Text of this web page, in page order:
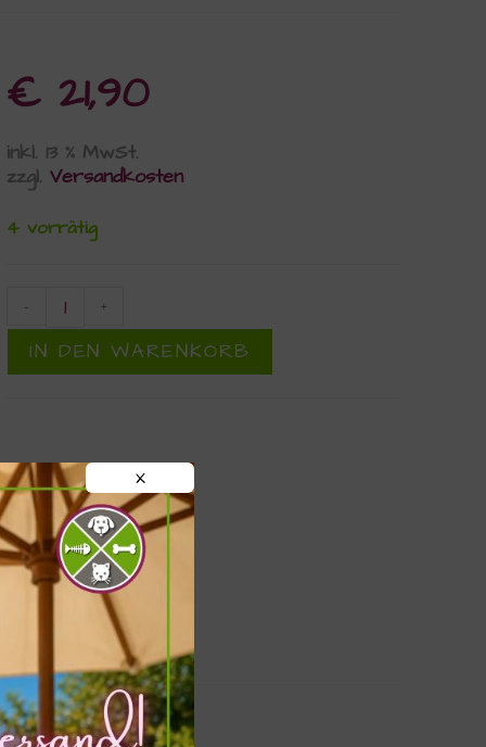
€ 21,90
inkl. 13 % MwSt.
zzgl.Versandkosten
4 vorrätig
- +
IN DEN WARENKORB
X